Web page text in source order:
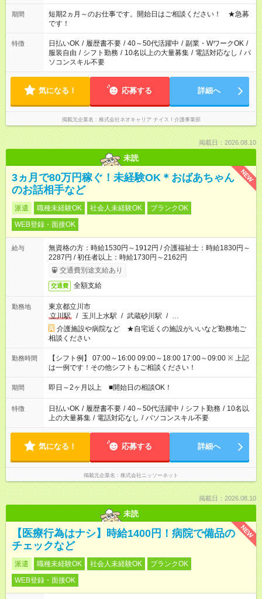
週最低15時間以上の勤務が必要です
期間
短期2ヵ月～のお仕事です。開始日はご相談ください！ ★急募
です！
特徴 日払いOK / 履歴書不要 / 40～50代活躍中 / 副業・WワークOK /
服装自由 / シフト勤務 / 10名以上の大量募集 / 電話対応なし / パ
ソコンスキル不要
気になる！ 応募する 詳細へ
掲載元企業名 株式会社ネオキャリア ナイス！介護事業部
掲載日：2026.08.10
未読
NEW
3ヵ月で80万円稼ぐ！未経験OK＊おばあちゃん
のお話相手など
派遣 職種未経験OK 社会人未経験OK
ブランクOK
WEB登録・面接OK
給与
無資格の方：時給1530円～1912円 / 介護福祉士：時給1830円～
2287円 / 初任者以上：時給1730円～2162円
交通費別途支給あり
交通費 全額支給
勤務地
東京都立川市
立川駅
/ 玉川上水駅 / 武蔵砂川駅 / …
介護施設や病院など ★自宅近くの施設がいいなど勤務地ご
相談ください
勤務時間
【シフト例】 07:00～16:00 09:00～18:00 17:00～09:00 ※ 上記
は一例です！その他シフトもご相談ください！
期間 即日～2ヶ月以上 ■開始日の相談OK！
特徴 日払いOK / 履歴書不要 / 40～50代活躍中 / シフト勤務 / 10名以
上の大量募集 / 電話対応なし / パソコンスキル不要
気になる！ 応募する 詳細へ
掲載元企業名 株式会社ニッソーネット
掲載日：2026.08.10
未読
NEW
【医療行為はナシ】時給1400円！病院で備品の
チェックなど
派遣 職種未経験OK 社会人未経験OK
ブランクOK
WEB登録・面接OK